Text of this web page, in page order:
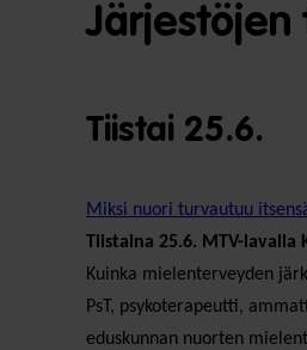
Järjestöjen
Tiistai 25.6.
Miksi nuori turvautuu
Tiistaina 25.6. MTV-lavalla
Kuinka mielenterveyden
PsT, psykoterapeutti,
eduskunnan nuorten